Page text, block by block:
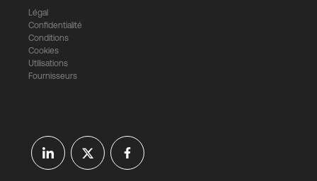
Légal
Confidentialité
Conditions
Cookies
Utilisations
Fournisseurs